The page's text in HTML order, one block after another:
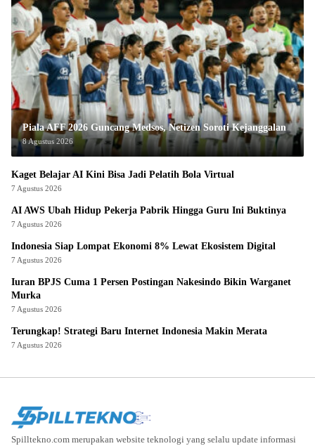
Piala AFF 2026 Guncang Medsos, Netizen Soroti Kejanggalan
8 Agustus 2026
Kaget Belajar AI Kini Bisa Jadi Pelatih Bola Virtual
7 Agustus 2026
AI AWS Ubah Hidup Pekerja Pabrik Hingga Guru Ini Buktinya
7 Agustus 2026
Indonesia Siap Lompat Ekonomi 8% Lewat Ekosistem Digital
7 Agustus 2026
Iuran BPJS Cuma 1 Persen Postingan Nakesindo Bikin Warganet
Murka
7 Agustus 2026
Terungkap! Strategi Baru Internet Indonesia Makin Merata
7 Agustus 2026
Spilltekno.com merupakan website teknologi yang selalu update informasi